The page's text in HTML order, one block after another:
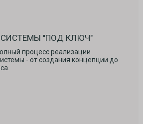
"ПОД КЛЮЧ"
процесс реализации
- от создания концепции до